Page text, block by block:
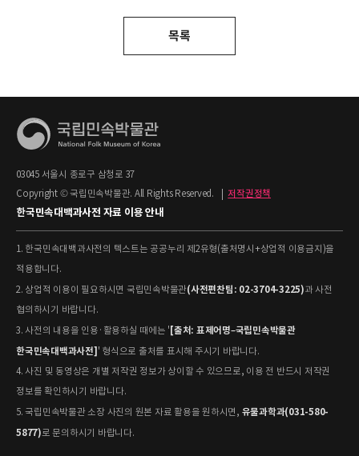
목록
03045 서울시 종로구 삼청로 37
Copyright © 국립민속박물관. All Rights Reserved.
저작권정책
한국민속대백과사전 자료 이용 안내
1. 한국민속대백과사전의 텍스트는 공공누리 제2유형(출처명시+상업적 이용금지)을
적용합니다.
2. 상업적 이용이 필요하시면 국립민속박물관(사전편찬팀: 02-3704-3225)과 사전
협의하시기 바랍니다.
3. 사전의 내용을 인용·활용하실 때에는 ' [출처: 표제어명–국립민속박물관
한국민속대백과사전] ' 형식으로 출처를 표시해 주시기 바랍니다.
4. 사진 및 동영상은 개별 저작권 정보가 상이할 수 있으므로, 이용 전 반드시 저작권
정보를 확인하시기 바랍니다.
5. 국립민속박물관 소장 사진의 원본 자료 활용을 원하시면, 유물과학과(031-580-
5877)로 문의하시기 바랍니다.